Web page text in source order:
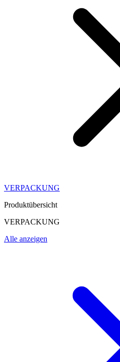
VERPACKUNG
Produktübersicht
VERPACKUNG
Alle anzeigen